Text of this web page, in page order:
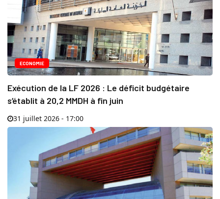
ECONOMIE
Exécution de la LF 2026 : Le déficit budgétaire
s’établit à 20,2 MMDH à fin juin
31 juillet 2026 - 17:00